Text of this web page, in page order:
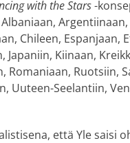
with the Stars-
Chileen, Espanjaan,
Kiinaan,
Ruotsiin,
Uuteen-Seelantiin,
että Yle saisi